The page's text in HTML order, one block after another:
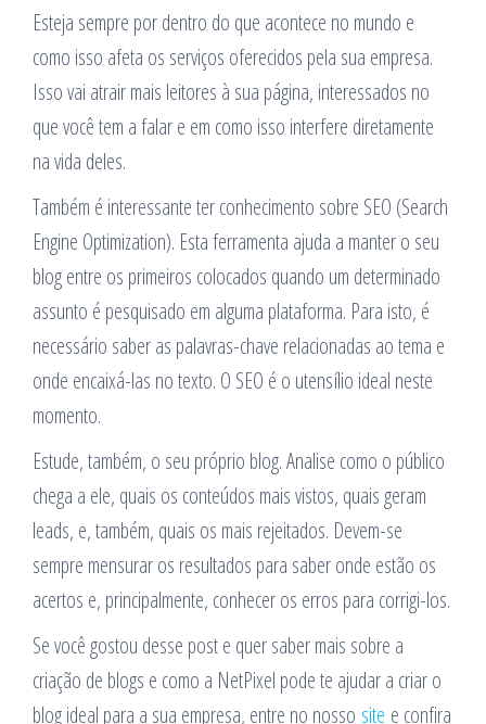
Esteja sempre por dentro do que acontece no mundo e
como isso afeta os serviços oferecidos pela sua empresa.
Isso vai atrair mais leitores à sua página, interessados no
que você tem a falar e em como isso interfere diretamente
na vida deles.
Também é interessante ter conhecimento sobre SEO (Search
Engine Optimization). Esta ferramenta ajuda a manter o seu
blog entre os primeiros colocados quando um determinado
assunto é pesquisado em alguma plataforma. Para isto, é
necessário saber as palavras-chave relacionadas ao tema e
onde encaixá-las no texto. O SEO é o utensílio ideal neste
momento.
Estude, também, o seu próprio blog. Analise como o público
chega a ele, quais os conteúdos mais vistos, quais geram
leads, e, também, quais os mais rejeitados. Devem-se
sempre mensurar os resultados para saber onde estão os
acertos e, principalmente, conhecer os erros para corrigi-los.
Se você gostou desse post e quer saber mais sobre a
criação de blogs e como a NetPixel pode te ajudar a criar o
blog ideal para a sua empresa, entre no nosso site e confira